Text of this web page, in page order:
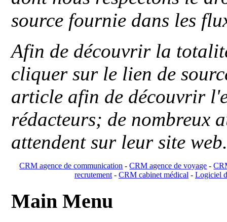
source fournie dans les
Afin de découvrir la
cliquer sur le lien de
article afin de découvrir
rédacteurs; de nombreux
attendent sur leur site
CRM agence de communication -CRM agence de voyage -
recrutement- CRM cabinet médical- Logiciel
Main Menu